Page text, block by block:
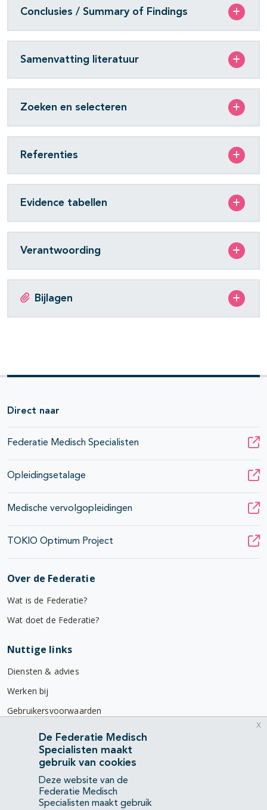
Conclusies / Summary of Findings
Samenvatting literatuur
Zoeken en selecteren
Referenties
Evidence tabellen
Verantwoording
Bijlagen
Direct naar
Federatie Medisch Specialisten
Opleidingsetalage
Medische vervolgopleidingen
TOKIO Optimum Project
Over de Federatie
Wat is de Federatie?
Wat doet de Federatie?
Nuttige links
Diensten & advies
Werken bij
Gebruikersvoorwaarden
Privacyverklaring
Contact
Mercatorlaan 1200
3528 BL Utrecht
De Federatie Medisch
Specialisten maakt
gebruik van cookies
Deze website van de
Federatie Medisch
Specialisten maakt gebruik
x